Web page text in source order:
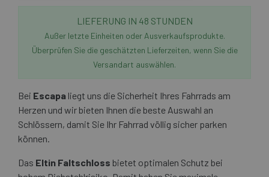
LIEFERUNG IN 48 STUNDEN
Außer letzte Einheiten oder Ausverkaufsprodukte.
Überprüfen Sie die geschätzten Lieferzeiten, wenn Sie die
Versandart auswählen.
Bei Escapa liegt uns die Sicherheit Ihres Fahrrads am
Herzen und wir bieten Ihnen die beste Auswahl an
Schlössern, damit Sie Ihr Fahrrad völlig sicher parken
können.
Das Eltin Faltschloss bietet optimalen Schutz bei